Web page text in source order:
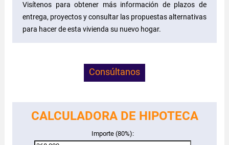
Visítenos para obtener más información de plazos de
entrega, proyectos y consultar las propuestas alternativas
para hacer de esta vivienda su nuevo hogar.
Consúltanos
CALCULADORA DE HIPOTECA
Importe (80%):